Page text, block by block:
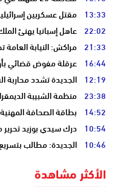
13:33 مقتل عسكريين
22:02 عاهل إسبانيا يهنئ
21:33 مراكش: النيابة
16:44 عرقلة مفوض قضائي
12:19 الجديدة تشدد محاربة
23:38 منظمة الشبيبة
14:52 بطاقة الصحافة
10:54 درك سيدي بوزيد
10:46 الجديدة: مطالب
الأكثر مشاهدة